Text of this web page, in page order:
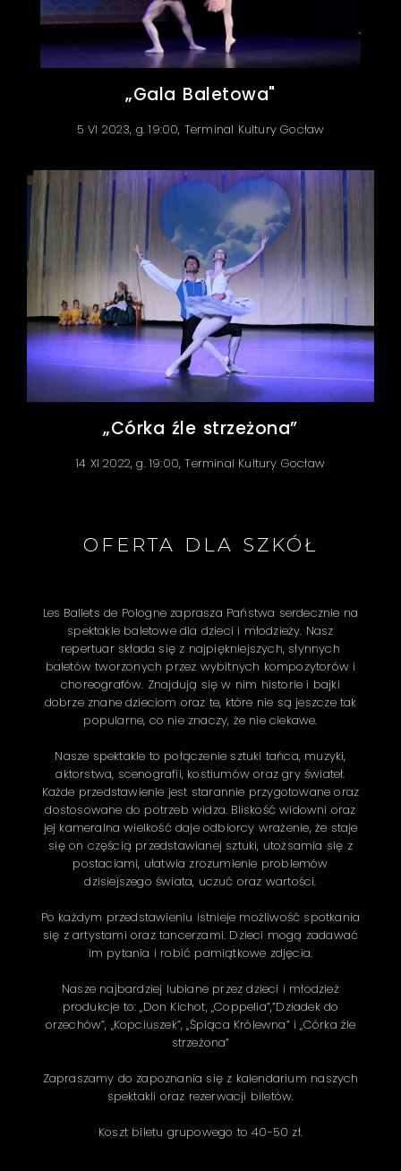
„Gala Baletowa"
5 VI 2023, g. 19:00, Terminal Kultury Gocław
„Córka źle strzeżona”
14 XI 2022, g. 19:00, Terminal Kultury Gocław
OFERTA DLA SZKÓŁ
Les Ballets de Pologne zaprasza Państwa serdecznie na
spektakle baletowe dla dzieci i młodzieży. Nasz
repertuar składa się z najpiękniejszych, słynnych
baletów tworzonych przez wybitnych kompozytorów i
choreografów. Znajdują się w nim historie i bajki
dobrze znane dzieciom oraz te, które nie są jeszcze tak
popularne, co nie znaczy, że nie ciekawe.
Nasze spektakle to połączenie sztuki tańca, muzyki,
aktorstwa, scenografii, kostiumów oraz gry świateł.
Każde przedstawienie jest starannie przygotowane oraz
dostosowane do potrzeb widza. Bliskość widowni oraz
jej kameralna wielkość daje odbiorcy wrażenie, że staje
się on częścią przedstawianej sztuki, utożsamia się z
postaciami, ułatwia zrozumienie problemów
dzisiejszego świata, uczuć oraz wartości.
Po każdym przedstawieniu istnieje możliwość spotkania
się z artystami oraz tancerzami. Dzieci mogą zadawać
im pytania i robić pamiątkowe zdjęcia.
Nasze najbardziej lubiane przez dzieci i młodzież
produkcje to: „Don Kichot, „Coppelia”,”Dziadek do
orzechów”, „Kopciuszek”, „Śpiąca Królewna” i „Córka źle
strzeżona”
Zapraszamy do zapoznania się z kalendarium naszych
spektakli oraz rezerwacji biletów.
Koszt biletu grupowego to 40-50 zł.